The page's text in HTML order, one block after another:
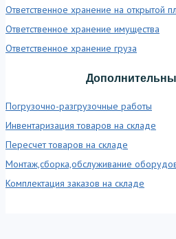
Ответственное хранение на открытой
Ответственное хранение имущества
Ответственное хранение груза
Погрузочно-разгрузочные работы
Инвентаризация товаров на складе
Пересчет товаров на складе
Монтаж,сборка,обслуживание
Комплектация заказов на складе